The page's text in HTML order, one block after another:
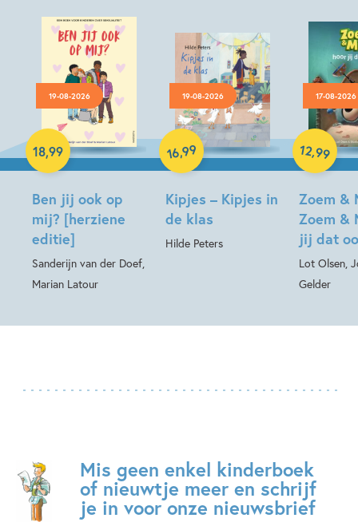
19-08-2026
Ben jij ook op
mij? [herziene
editie]
Sanderijn van der Doef,
Marian Latour
18,99
Hardcover
19-08-2026
Kipjes – Kipjes in
de klas
Hilde Peters
16,99
Hardcover
17-08-2026
Zoem &
Zoem &
jij dat
Lot Olsen,
Gelder
12,99
Hardcover
Mis geen enkel kinderboek
of nieuwtje meer en schrijf
je in voor onze nieuwsbrief